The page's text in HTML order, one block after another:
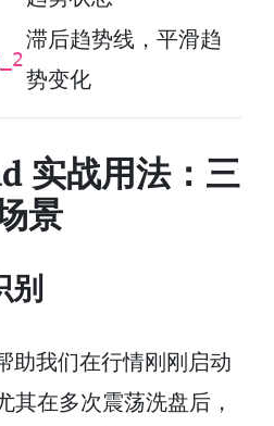
滞后趋势线，平滑趋
势变化
实战用法：三
景
别
助我们在行情刚刚启动
其在多次震荡洗盘后，